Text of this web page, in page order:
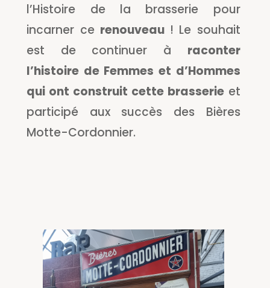
l’Histoire de la brasserie pour
incarner ce renouveau! Le souhait
est de continuer à raconter
l’histoire de Femmes et d’Hommes
qui ont construit cette brasserieet
participé aux succès des Bières
Motte-Cordonnier.